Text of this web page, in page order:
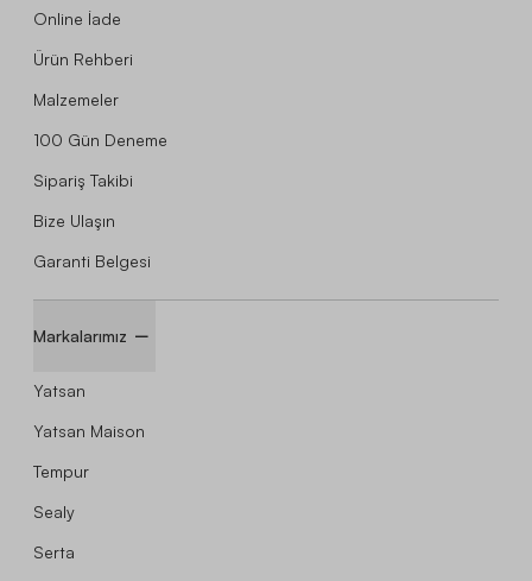
Online İade
Ürün Rehberi
Malzemeler
100 Gün Deneme
Sipariş Takibi
Bize Ulaşın
Garanti Belgesi
Markalarımız
Yatsan
Yatsan Maison
Tempur
Sealy
Serta